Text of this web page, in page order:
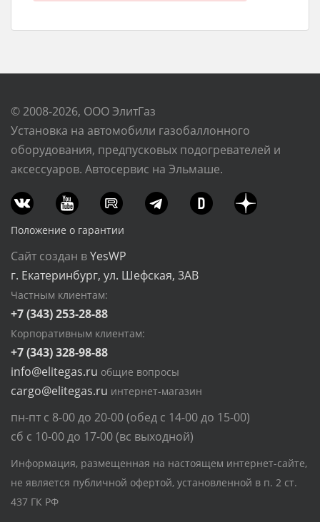
© 2008-2026, ООО ЭлитГаз
Установка на автомобили газобаллонного
оборудования, предпусковых подогревателей и
аксессуаров. Автосервис на Эльмаше.
Положение о гарантии
Сайт создан вYesWP
г. Екатеринбург, ул. Шефская, 3АВ
Частным клиентам:
+7 (343) 253-28-88
Корпоративным клиентам:
+7 (343) 328-98-88
info@elitegas.ru общие вопросы
cargo@elitegas.ru интернет-магазин
пн-пт с 8-00 до 20-00 (обед с 14-00 до 15-00)
сб с 10-00 до 17-00 (вс выходной)
Информация, размещенная на настоящем интернет-сайте,
не является публичной офертой, установленной в п. 2 ст.
437 ГК РФ